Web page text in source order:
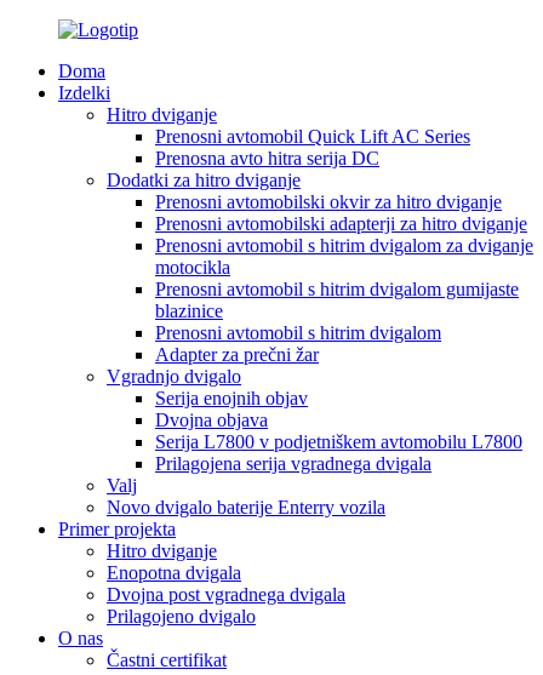
Doma
Izdelki
Hitro dviganje
Prenosni avtomobil Quick Lift AC Series
Prenosna avto hitra serija DC
Dodatki za hitro dviganje
Prenosni avtomobilski okvir za hitro dviganje
Prenosni avtomobilski adapterji za hitro dviganje
Prenosni avtomobil s hitrim dvigalom za dviganje
motocikla
Prenosni avtomobil s hitrim dvigalom gumijaste
blazinice
Prenosni avtomobil s hitrim dvigalom
Adapter za prečni žar
Vgradnjo dvigalo
Serija enojnih objav
Dvojna objava
Serija L7800 v podjetniškem avtomobilu L7800
Prilagojena serija vgradnega dvigala
Valj
Novo dvigalo baterije Enterry vozila
Primer projekta
Hitro dviganje
Enopotna dvigala
Dvojna post vgradnega dvigala
Prilagojeno dvigalo
O nas
Častni certifikat